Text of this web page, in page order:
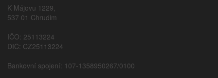
K Májovu 1229,
537 01 Chrudim
IČO: 25113224
DIČ: CZ25113224
Bankovní spojení: 107-1358950267/0100